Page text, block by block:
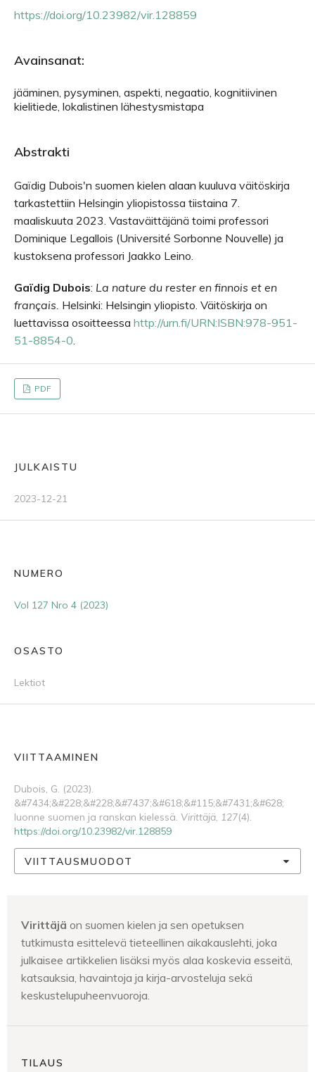
https://doi.org/10.23982/vir.128859
Avainsanat:
jääminen, pysyminen, aspekti, negaatio, kognitiivinen
kielitiede, lokalistinen lähestysmistapa
Abstrakti
Gaïdig Dubois'n suomen kielen alaan kuuluva väitöskirja
tarkastettiin Helsingin yliopistossa tiistaina 7.
maaliskuuta 2023. Vastaväittäjänä toimi professori
Dominique Legallois (Université Sorbonne Nouvelle) ja
kustoksena professori Jaakko Leino.
Gaïdig Dubois: La nature du rester en finnois et en
français. Helsinki: Helsingin yliopisto. Väitöskirja on
luettavissa osoitteessa http://urn.fi/URN:ISBN:978-951-
51-8854-0.
PDF
JULKAISTU
2023-12-21
NUMERO
Vol 127 Nro 4 (2023)
OSASTO
Lektiot
VIITTAAMINEN
Dubois, G. (2023).
&#7434;&#228;&#228;&#7437;&#618;&#115;&#7431;&#628;
luonne suomen ja ranskan kielessä. Virittäjä, 127(4).
https://doi.org/10.23982/vir.128859
VIITTAUSMUODOT
Virittäjä on suomen kielen ja sen opetuksen
tutkimusta esittelevä tieteellinen aikakauslehti, joka
julkaisee artikkelien lisäksi myös alaa koskevia esseitä,
katsauksia, havaintoja ja kirja-arvosteluja sekä
keskustelupuheenvuoroja.
TILAUS